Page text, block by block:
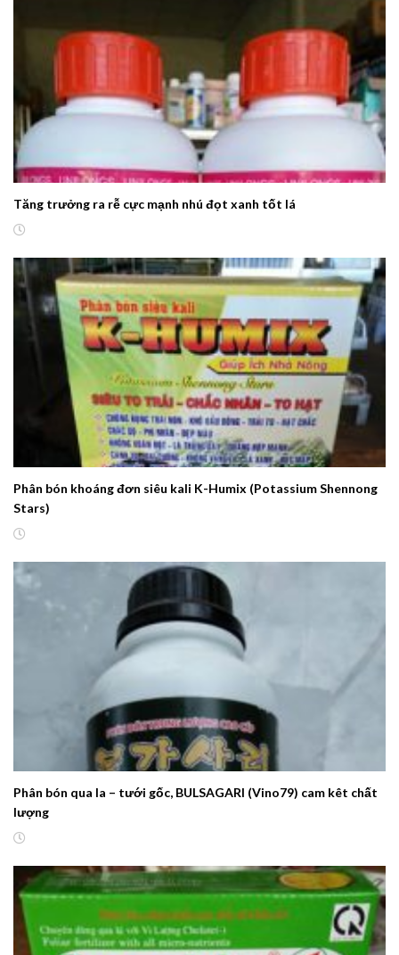
Tăng trưởng ra rễ cực mạnh nhú đọt xanh tốt lá
Phân bón khoáng đơn siêu kali K-Humix (Potassium Shennong
Stars)
Phân bón qua la – tưới gốc, BULSAGARI (Vino79) cam kêt chất
lượng